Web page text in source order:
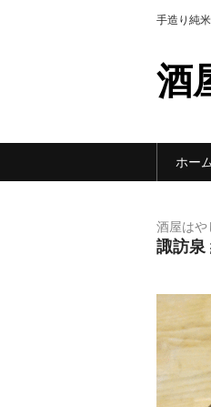
手造り純
酒
ホー
酒屋はや
諏訪泉